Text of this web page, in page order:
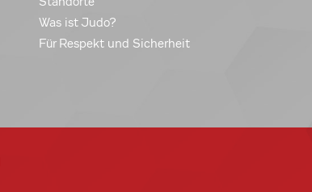
Was ist Judo?
Für Respekt und Sicherheit